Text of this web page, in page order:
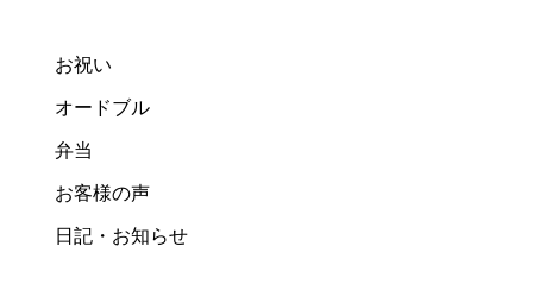
お祝い
オードブル
弁当
お客様の声
日記・お知らせ